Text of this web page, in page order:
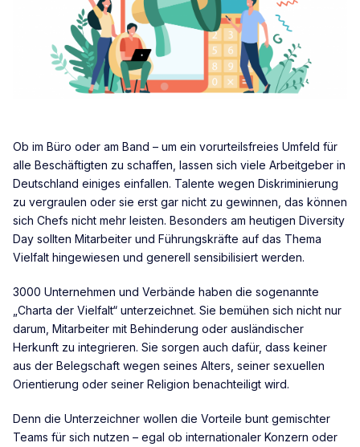
Ob im Büro oder am Band – um ein vorurteilsfreies Umfeld für
alle Beschäftigten zu schaffen, lassen sich viele Arbeitgeber in
Deutschland einiges einfallen. Talente wegen Diskriminierung
zu vergraulen oder sie erst gar nicht zu gewinnen, das können
sich Chefs nicht mehr leisten. Besonders am heutigen Diversity
Day sollten Mitarbeiter und Führungskräfte auf das Thema
Vielfalt hingewiesen und generell sensibilisiert werden.
3000 Unternehmen und Verbände haben die sogenannte
„Charta der Vielfalt“ unterzeichnet. Sie bemühen sich nicht nur
darum, Mitarbeiter mit Behinderung oder ausländischer
Herkunft zu integrieren. Sie sorgen auch dafür, dass keiner
aus der Belegschaft wegen seines Alters, seiner sexuellen
Orientierung oder seiner Religion benachteiligt wird.
Denn die Unterzeichner wollen die Vorteile bunt gemischter
Teams für sich nutzen – egal ob internationaler Konzern oder